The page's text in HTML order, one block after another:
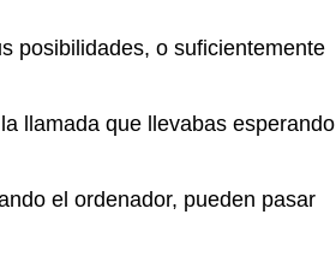
posibilidades, o suficientemente
llamada que llevabas esperando
el ordenador, pueden pasar